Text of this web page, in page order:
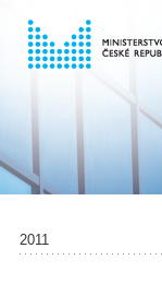
2011